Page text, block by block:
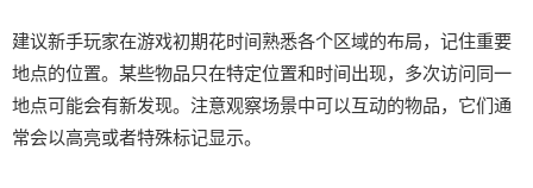
建议新手玩家在游戏初期花时间熟悉各个区域的布局，记住重要
地点的位置。某些物品只在特定位置和时间出现，多次访问同一
地点可能会有新发现。注意观察场景中可以互动的物品，它们通
常会以高亮或者特殊标记显示。